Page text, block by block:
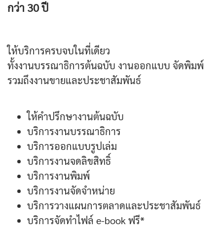
กว่า 30 ปี
ให้บริการครบจบในที่เดียว
ทั้งงานบรรณาธิการต้นฉบับ งานออกแบบ จัดพิมพ์
รวมถึงงานขายและประชาสัมพันธ์
ให้คำปรึกษางานต้นฉบับ
บริการงานบรรณาธิการ
บริการออกแบบรูปเล่ม
บริการงานจดลิขสิทธิ์
บริการงานพิมพ์
บริการงานจัดจำหน่าย
บริการวางแผนการตลาดและประชาสัมพันธ์
บริการจัดทำไฟล์ e-book ฟรี*